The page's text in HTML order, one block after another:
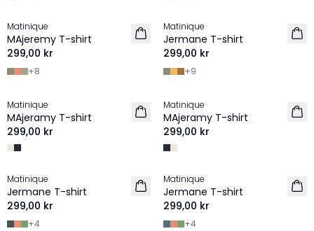
2 for 500 SEK
NYHET
Matinique
MAjeremy T-shirt
299,00 kr
+8
2 for 500 SEK
NYHET
Matinique
Jermane T-shirt
299,00 kr
+9
2 for 500 SEK
NYHET
Matinique
MAjeramy T-shirt
299,00 kr
2 for 500 SEK
NYHET
Matinique
MAjeramy T-shirt
299,00 kr
2 for 500 SEK
NYHET
Matinique
Jermane T-shirt
299,00 kr
+4
2 for 500 SEK
NYHET
Matinique
Jermane T-shirt
299,00 kr
+4